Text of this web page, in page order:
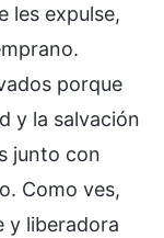
les expulse,
porque
y la salvación
junto con
Como ves,
y liberadora